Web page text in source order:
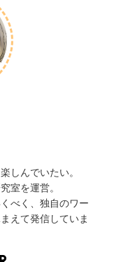
しんでいたい。
室を運営。
べく、独自のワー
えて発信していま